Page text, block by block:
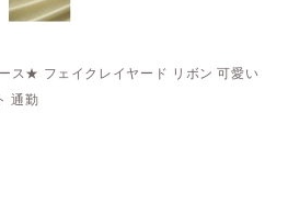
ス★ フェイクレイヤード リボン 可愛い
通勤